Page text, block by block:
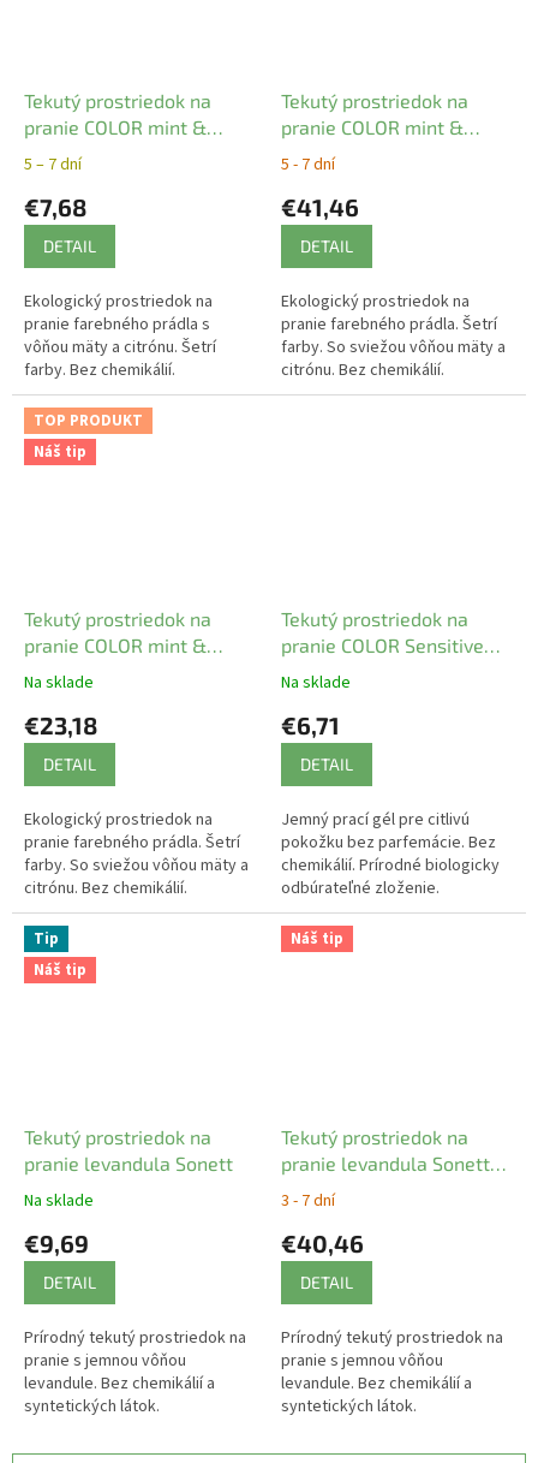
Tekutý prostriedok na
pranie COLOR mint &
lemon Sonett
5 – 7 dní
€7,68
DETAIL
Ekologický prostriedok na
pranie farebného prádla s
vôňou mäty a citrónu. Šetrí
farby. Bez chemikálií.
Tekutý prostriedok na
pranie COLOR mint &
lemon Sonett 10l
5 - 7 dní
€41,46
DETAIL
Ekologický prostriedok na
pranie farebného prádla. Šetrí
farby. So sviežou vôňou mäty a
citrónu. Bez chemikálií.
TOP PRODUKT
Náš tip
Tekutý prostriedok na
pranie COLOR mint &
lemon Sonett 5l
Na sklade
€23,18
DETAIL
Ekologický prostriedok na
pranie farebného prádla. Šetrí
farby. So sviežou vôňou mäty a
citrónu. Bez chemikálií.
Tekutý prostriedok na
pranie COLOR Sensitive
Sonett
Na sklade
€6,71
DETAIL
Jemný prací gél pre citlivú
pokožku bez parfemácie. Bez
chemikálií. Prírodné biologicky
odbúrateľné zloženie.
Tip
Náš tip
Tekutý prostriedok na
pranie levandula Sonett
Na sklade
€9,69
DETAIL
Prírodný tekutý prostriedok na
pranie s jemnou vôňou
levandule. Bez chemikálií a
syntetických látok.
Náš tip
Tekutý prostriedok na
pranie levandula Sonett
10l
3 - 7 dní
€40,46
DETAIL
Prírodný tekutý prostriedok na
pranie s jemnou vôňou
levandule. Bez chemikálií a
syntetických látok.